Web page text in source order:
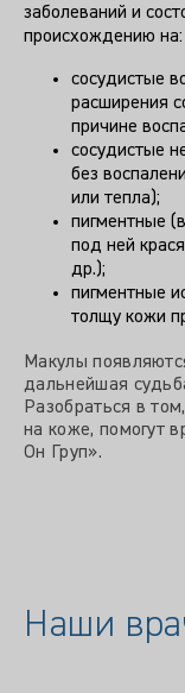
заболеваний и
происхождению на:
сосудистые
расширения
причине
сосудистые
без
или тепла);
пигментные
под ней
др.);
пигментные
толщу кожи
Макулы
дальнейшая
Разобраться в
на коже, помогут
Он Груп».
Наши